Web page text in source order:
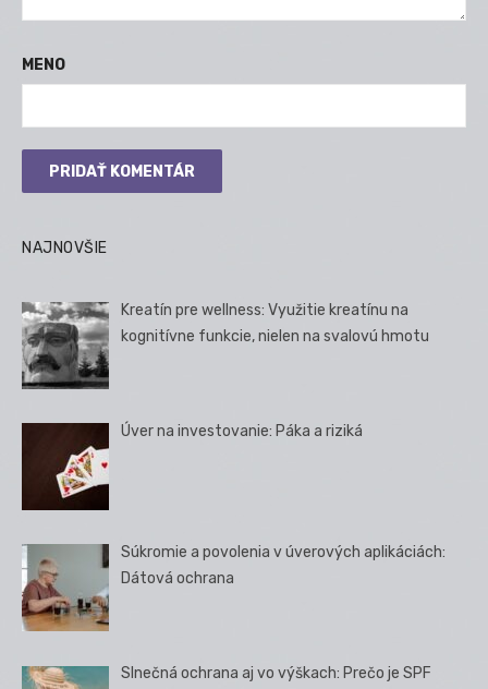
MENO
NAJNOVŠIE
Kreatín pre wellness: Využitie kreatínu na
kognitívne funkcie, nielen na svalovú hmotu
Úver na investovanie: Páka a riziká
Súkromie a povolenia v úverových aplikáciách:
Dátová ochrana
Slnečná ochrana aj vo výškach: Prečo je SPF